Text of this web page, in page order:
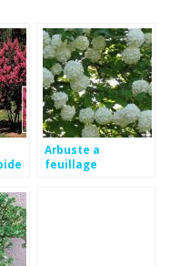
Arbuste a
feuillage